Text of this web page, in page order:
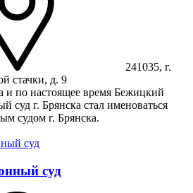
241035, г.
стачки, д. 9
и по настоящее время Бежицкий
суд г. Брянска стал именоваться
судом г. Брянска.
суд